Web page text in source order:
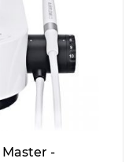
Master -